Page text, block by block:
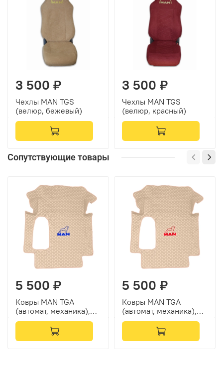
3 500 ₽
Чехлы MAN TGS
(велюр, бежевый)
3 500 ₽
Чехлы MAN TGS
(велюр, красный)
Сопутствующие товары
5 500 ₽
Ковры MAN TGA
(автомат, механика),
(экокожа, бежевый,
бежевый кант, синяя
вышивка)
5 500 ₽
Ковры MAN TGA
(автомат, механика),
(экокожа, бежевый,
бежевый кант, красная
вышивка)